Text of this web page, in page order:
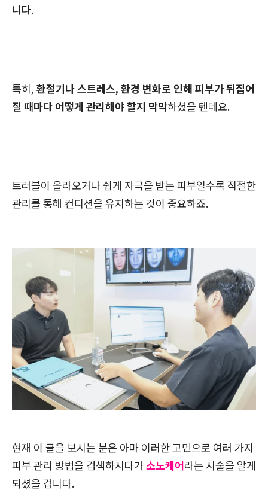
니다.
특히, 환절기나 스트레스, 환경 변화로 인해 피부가 뒤집어
질 때마다 어떻게 관리해야 할지 막막하셨을 텐데요.
트러블이 올라오거나 쉽게 자극을 받는 피부일수록 적절한
관리를 통해 컨디션을 유지하는 것이 중요하죠.
현재 이 글을 보시는 분은 아마 이러한 고민으로 여러 가지
피부 관리 방법을 검색하시다가소노케어라는 시술을 알게
되셨을 겁니다.